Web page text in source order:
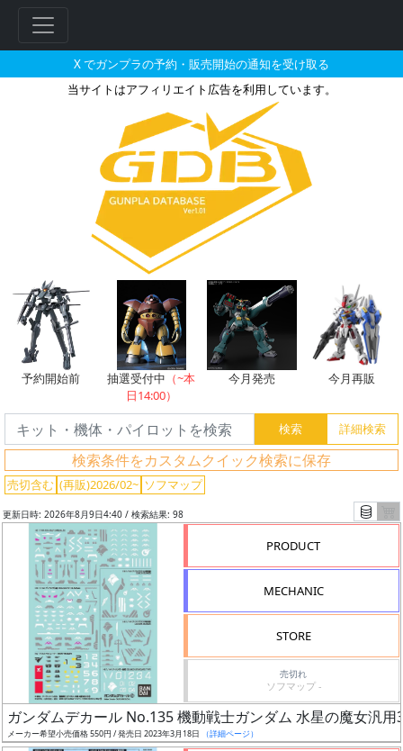
X でガンプラの予約・販売開始の通知を受け取る
当サイトはアフィリエイト広告を利用しています。
ソフマップで2026年02月に再販
予約開始前 抽選受付中 （~本
日14:00）
今月発売 今月再販
検索条件をカスタムクイック検索に保存
売切含む (再販)2026/02~ ソフマップ
リ
ー
更新日時: 2026年8月9日4:40 / 検索結果: 98
PRODUCT
MECHANIC
STORE
売切れ
ソフマップ -
ガンダムデカール No.135 機動戦士ガンダム 水星の魔女汎用
メーカー希望小売価格 550円 / 発売日 2023年3月18日 （詳細ページ）